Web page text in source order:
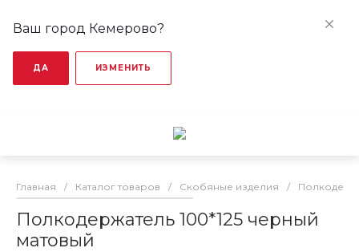
Ваш город Кемерово?
ДА ИЗМЕНИТЬ
Главная / Каталог товаров / Скобяные изделия /
Полкодержатель 100*125 черный
матовый